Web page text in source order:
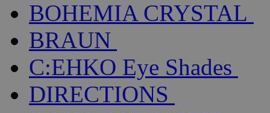
BOHEMIA CRYSTAL
BRAUN
C:EHKO Eye Shades
DIRECTIONS